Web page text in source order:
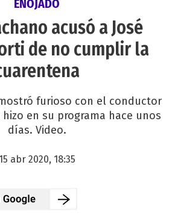
ENOJADO
acusó a José
de no cumplir la
furioso con el conductor
en su programa hace unos
días. Video.
15 abr 2020, 18:35